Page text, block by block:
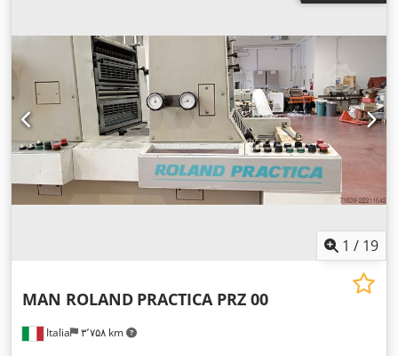
1 / 19
Italia ۳٬۷۵۸ km
MAN ROLAND PRACTICA PRZ 00